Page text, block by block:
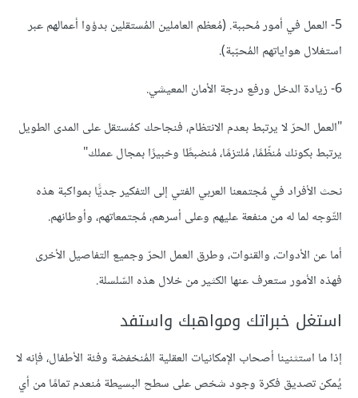
5- العمل في أمور مُحببة. (مُعظم العاملين المُستقلين بدؤوا أعمالهم عبر
استغلال هواياتهم المُحبّبة).
6- زيادة الدخل ورفع درجة الأمان المعيشي.
"العمل الحرّ لا يرتبط بعدم الانتظام، فنجاحك كمُستقل على المدى الطويل
يرتبط بكونك مُنظّمًا، مُلتزمًا، مُنضبطًا وخبيرًا بمجال عملك"
نحث الأفراد في مُجتمعنا العربي الفتي إلى التفكير جديًّا بمواكبة هذه
التّوجه لما له من منفعة عليهم وعلى أسرهم، مُجتمعاتهم، وأوطانهم.
أما عن الأدوات، والقنوات، وطرق العمل الحرّ وجميع التفاصيل الأخرى
فهذه الأمور ستعرف عنها الكثير من خلال هذه السّلسلة.
استغل خبراتك ومواهبك واستفد
إذا ما استثنينا أصحاب الإمكانيات العقلية المُنخفضة وفئة الأطفال، فإنه لا
يُمكن تصديق فكرة وجود شخص على سطح البسيطة مُنعدم تمامًا من أي